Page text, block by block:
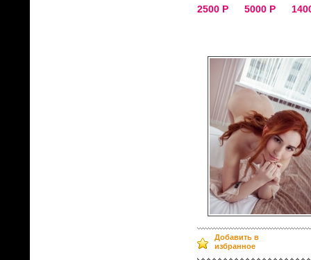
2500 Р 5000 Р
Добавить в
избранное